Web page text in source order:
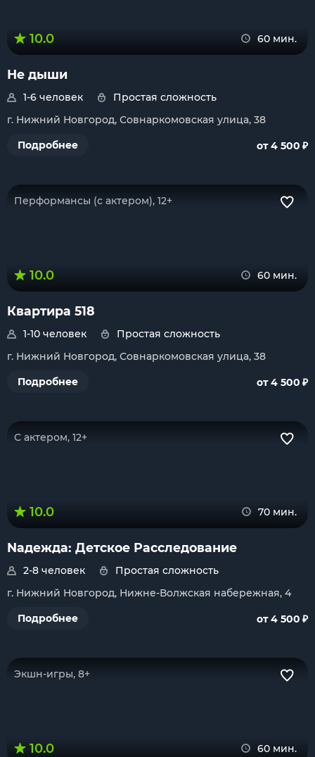
10.0 60 мин.
Не дыши
1-6 человек
Простая сложность
г. Нижний Новгород, Совнаркомовская улица, 38
Подробнее
от 4 500 ₽
Перформансы (с актером), 12+
10.0 60 мин.
Квартира 518
1-10 человек
Простая сложность
г. Нижний Новгород, Совнаркомовская улица, 38
Подробнее
от 4 500 ₽
С актером, 12+
10.0 70 мин.
Nадежда: Детское Расследование
2-8 человек
Простая сложность
г. Нижний Новгород, Нижне-Волжская набережная, 4
Подробнее
от 4 500 ₽
Экшн-игры, 8+
10.0 60 мин.